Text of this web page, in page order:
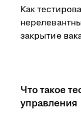
Как
закрытие
Что такое
управления